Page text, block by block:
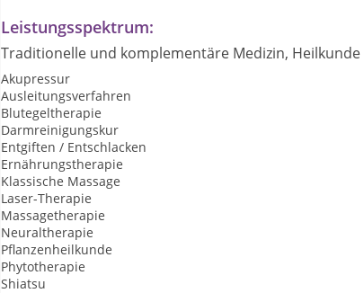
Leistungsspektrum:
Traditionelle und komplementäre Medizin, Heilkunde
Akupressur
Ausleitungsverfahren
Blutegeltherapie
Darmreinigungskur
Entgiften / Entschlacken
Ernährungstherapie
Klassische Massage
Laser-Therapie
Massagetherapie
Neuraltherapie
Pflanzenheilkunde
Phytotherapie
Shiatsu